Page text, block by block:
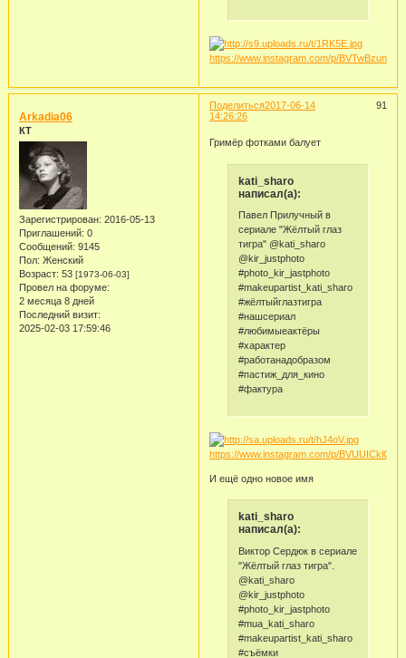
https://www.instagram.com/p/BVTwBzunX7i/
Поделиться 91
2017-06-14
14:26:26
Arkadia06
КТ
Зарегистрирован: 2016-05-13
Приглашений: 0
Сообщений: 9145
Пол: Женский
Возраст: 53 [1973-06-03]
Провел на форуме:
2 месяца 8 дней
Последний визит:
2025-02-03 17:59:46
Гримёр фотками балует
kati_sharo
написал(а):
Павел Прилучный в
сериале "Жёлтый глаз
тигра" @kati_sharo
@kir_justphoto
#photo_kir_jastphoto
#makeupartist_kati_sharo
#жёлтыйглазтигра
#нашсериал
#любимыеактёры
#характер
#работанадобразом
#пастиж_для_кино
#фактура
https://www.instagram.com/p/BVUUICklQfE/
И ещё одно новое имя
kati_sharo
написал(а):
Виктор Сердюк в сериале
"Жёлтый глаз тигра".
@kati_sharo
@kir_justphoto
#photo_kir_jastphoto
#mua_kati_sharo
#makeupartist_kati_sharo
#съёмки